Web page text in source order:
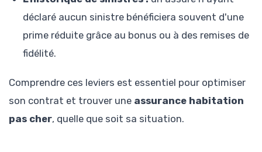
déclaré aucun sinistre bénéficiera souvent d'une
prime réduite grâce au bonus ou à des remises de
fidélité.
Comprendre ces leviers est essentiel pour optimiser
son contrat et trouver une assurance habitation
pas cher, quelle que soit sa situation.